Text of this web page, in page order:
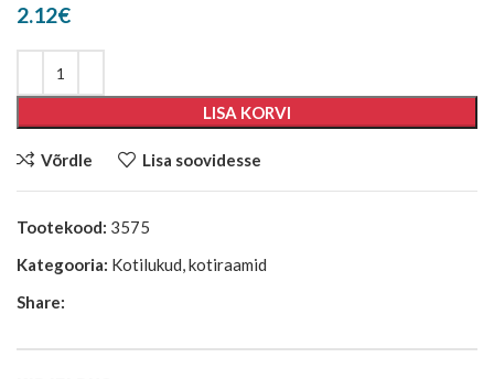
2.12€
LISA KORVI
Võrdle Lisa soovidesse
Tootekood: 3575
Kategooria: Kotilukud, kotiraamid
Share: